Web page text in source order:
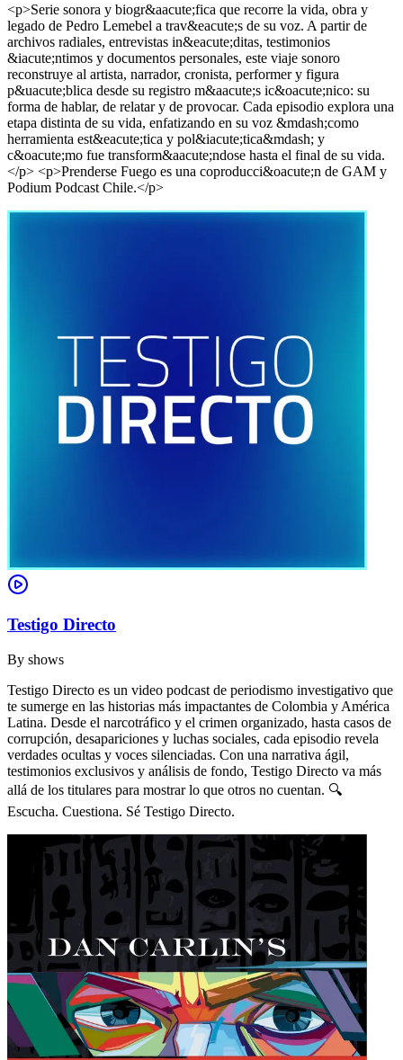
<p>Serie sonora y biogr&aacute;fica que recorre la vida, obra y
legado de Pedro Lemebel a trav&eacute;s de su voz. A partir de
archivos radiales, entrevistas in&eacute;ditas, testimonios
&iacute;ntimos y documentos personales, este viaje sonoro
reconstruye al artista, narrador, cronista, performer y figura
p&uacute;blica desde su registro m&aacute;s ic&oacute;nico: su
forma de hablar, de relatar y de provocar. Cada episodio explora una
etapa distinta de su vida, enfatizando en su voz &mdash;como
herramienta est&eacute;tica y pol&iacute;tica&mdash; y
c&oacute;mo fue transform&aacute;ndose hasta el final de su vida.
</p> <p>Prenderse Fuego es una coproducci&oacute;n de GAM y
Podium Podcast Chile.</p>
Testigo Directo
By shows
Testigo Directo es un video podcast de periodismo investigativo que
te sumerge en las historias más impactantes de Colombia y América
Latina. Desde el narcotráfico y el crimen organizado, hasta casos de
corrupción, desapariciones y luchas sociales, cada episodio revela
verdades ocultas y voces silenciadas. Con una narrativa ágil,
testimonios exclusivos y análisis de fondo, Testigo Directo va más
allá de los titulares para mostrar lo que otros no cuentan. 🔍
Escucha. Cuestiona. Sé Testigo Directo.